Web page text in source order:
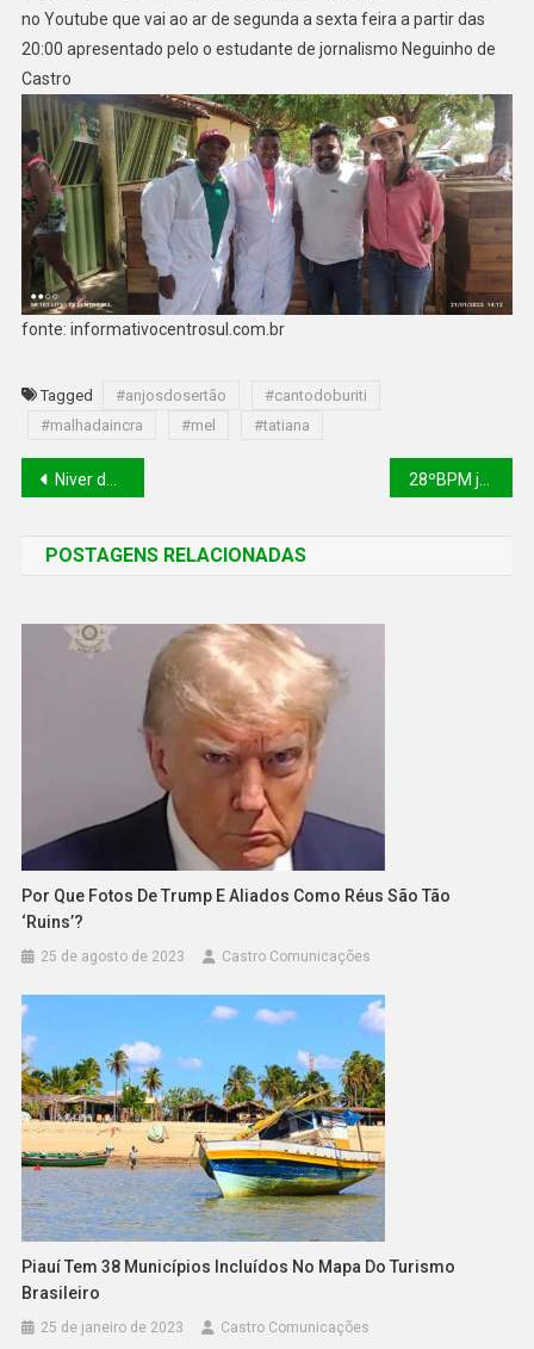
no Youtube que vai ao ar de segunda a sexta feira a partir das
20:00 apresentado pelo o estudante de jornalismo Neguinho de
Castro
fonte: informativocentrosul.com.br
Tagged #anjosdosertão
#cantodoburiti
#malhadaincra
#mel #tatiana
Niver do meu amigo Josivan dos Santos(o negão do buteco) na toca do caburé
POSTAGENS RELACIONADAS
Por Que Fotos De Trump E Aliados Como Réus São Tão
‘ruins’?
25 de agosto de 2023 Castro Comunicações
Piauí Tem 38 Municípios Incluídos No Mapa Do Turismo
Brasileiro
25 de janeiro de 2023 Castro Comunicações